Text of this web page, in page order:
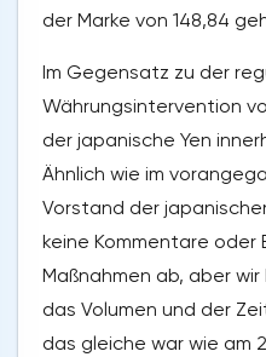
der Marke von 148,84
Im Gegensatz zu der
Währungsintervention
der japanische Yen
Ähnlich wie im
Vorstand der
keine Kommentare oder
Maßnahmen ab, aber
das Volumen und der
das gleiche war wie am